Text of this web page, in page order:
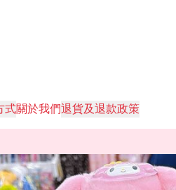
式關於我們退貨及退款政策